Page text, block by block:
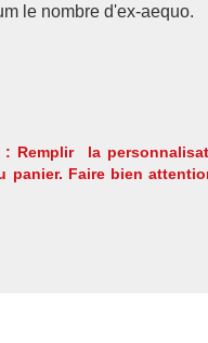
le nombre d'ex-aequo.
Remplir la
panier. Faire bien